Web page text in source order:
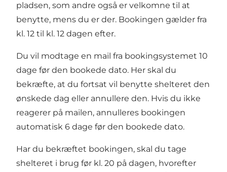
pladsen, som andre også er velkomne til at
benytte, mens du er der. Bookingen gælder fra
kl. 12 til kl. 12 dagen efter.
Du vil modtage en mail fra bookingsystemet 10
dage før den bookede dato. Her skal du
bekræfte, at du fortsat vil benytte shelteret den
ønskede dag eller annullere den. Hvis du ikke
reagerer på mailen, annulleres bookingen
automatisk 6 dage før den bookede dato.
Har du bekræftet bookingen, skal du tage
shelteret i brug før kl. 20 på dagen, hvorefter